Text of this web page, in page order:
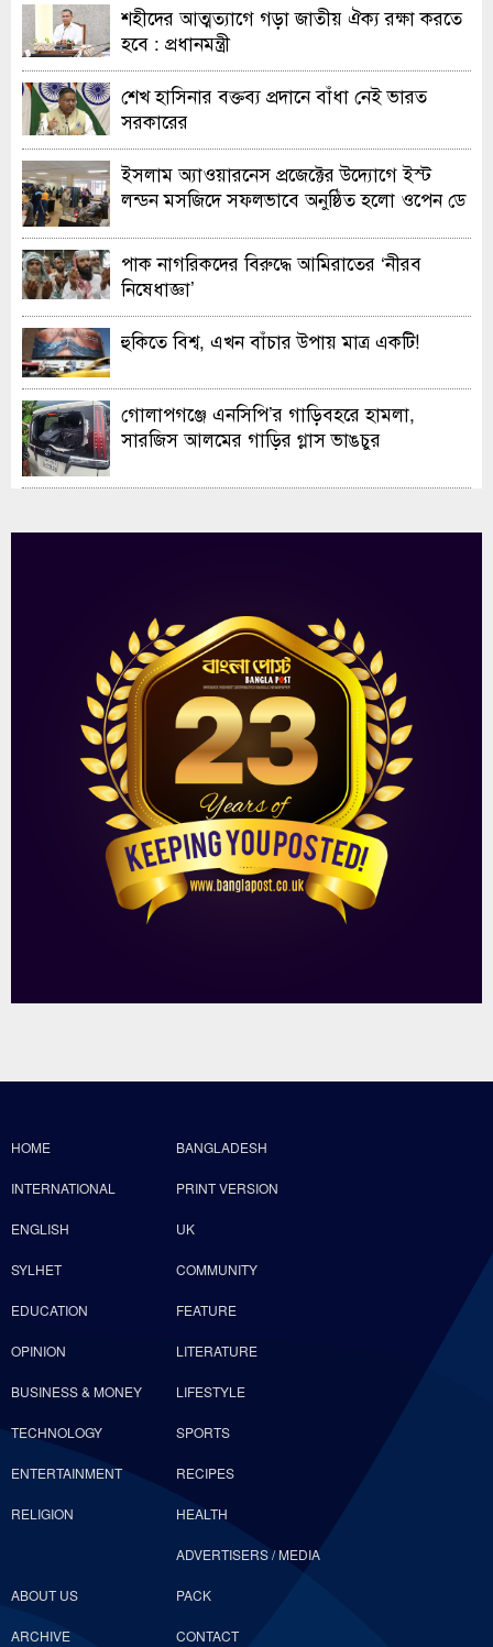
শহীদের আত্মত্যাগে গড়া জাতীয় ঐক্য রক্ষা করতে
হবে : প্রধানমন্ত্রী
শেখ হাসিনার বক্তব্য প্রদানে বাঁধা নেই ভারত
সরকারের
ইসলাম অ্যাওয়ারনেস প্রজেক্টের উদ্যোগে ইস্ট
লন্ডন মসজিদে সফলভাবে অনুষ্ঠিত হলো ওপেন ডে
পাক নাগরিকদের বিরুদ্ধে আমিরাতের ‘নীরব
নিষেধাজ্ঞা’
হুকিতে বিশ্ব, এখন বাঁচার উপায় মাত্র একটি!
গোলাপগঞ্জে এনসিপি’র গাড়িবহরে হামলা,
সারজিস আলমের গাড়ির গ্লাস ভাঙচুর
HOME BANGLADESH
INTERNATIONAL PRINT VERSION
ENGLISH UK
SYLHET COMMUNITY
EDUCATION FEATURE
OPINION LITERATURE
BUSINESS & MONEY LIFESTYLE
TECHNOLOGY SPORTS
ENTERTAINMENT RECIPES
RELIGION HEALTH
ABOUT US
ADVERTISERS / MEDIA
PACK
ARCHIVE CONTACT